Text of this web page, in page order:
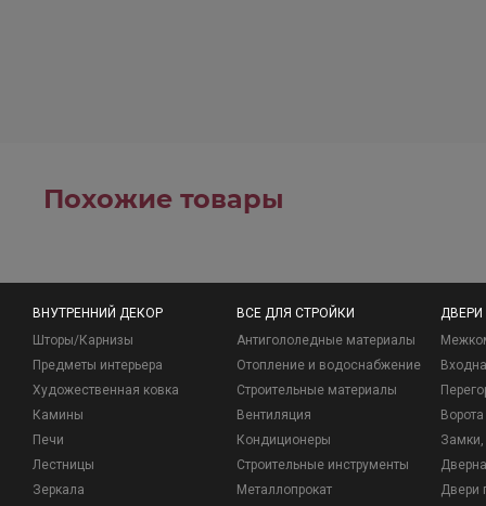
Похожие товары
ВНУТРЕННИЙ ДЕКОР
Шторы/Карнизы
Предметы интерьера
Художественная ковка
Камины
Печи
Лестницы
Зеркала
ВСЕ ДЛЯ СТРОЙКИ
Антигололедные материалы
Отопление и водоснабжение
Строительные материалы
Вентиляция
Кондиционеры
Строительные инструменты
Металлопрокат
ДВЕРИ
Ворота
Замки,
Двери